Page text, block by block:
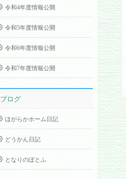
令和4年度情報公開
令和5年度情報公開
令和6年度情報公開
令和7年度情報公開
ブログ
ほがらかホーム日記
どうかん日記
となりのぽとふ